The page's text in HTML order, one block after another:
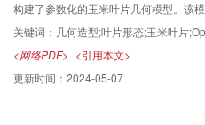
构建了参数化的玉米叶片几何模型。该
义的形态参数，就可实现玉米叶片形态
OpenGL，就可在计算机上重现玉米叶
效果、产生的数据和实际叶片基本一致
视化的玉米叶片模型。该模型结构简单
关键词： 几何造型;叶片形态;玉米叶片;OpenGL;形态建成;生物学意义;观测研究;主要特征;形态结构;几何模
<网络PDF> <引用本文>
更新时间： 2024-05-07